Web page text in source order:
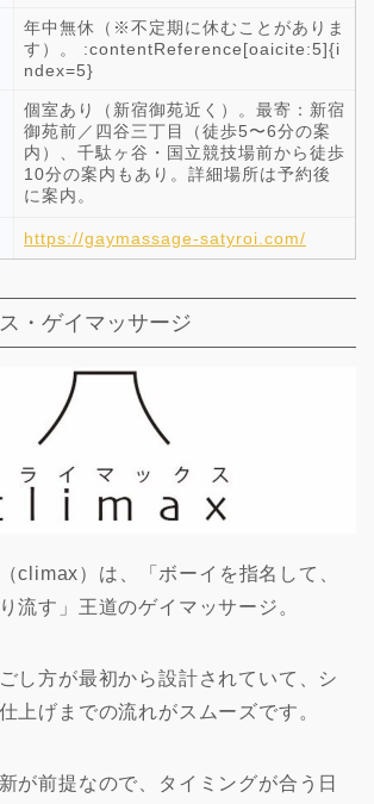
年中無休（※不定期に休むことがありま
す）。 :contentReference[oaicite:5]{i
ndex=5}
個室あり（新宿御苑近く）。最寄：新宿
御苑前／四谷三丁目（徒歩5〜6分の案
内）、千駄ヶ谷・国立競技場前から徒歩
10分の案内もあり。詳細場所は予約後
に案内。
https://gaymassage-satyroi.com/
・ゲイマッサージ
climax）は、「ボーイを指名して、
流す」王道のゲイマッサージ。
し方が最初から設計されていて、シ
上げまでの流れがスムーズです。
が前提なので、タイミングが合う日